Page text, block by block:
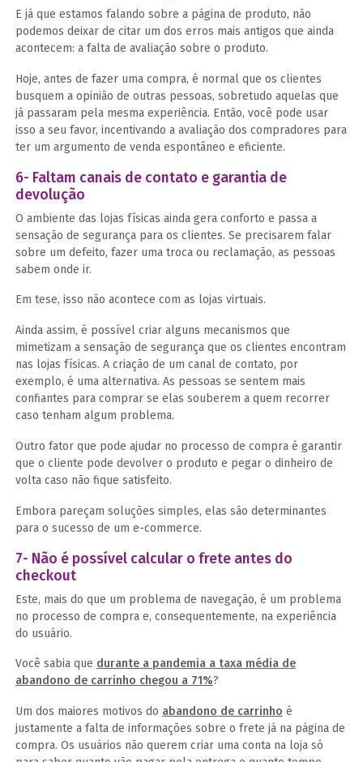
E já que estamos falando sobre a página de produto, não
podemos deixar de citar um dos erros mais antigos que ainda
acontecem: a falta de avaliação sobre o produto.
Hoje, antes de fazer uma compra, é normal que os clientes
busquem a opinião de outras pessoas, sobretudo aquelas que
já passaram pela mesma experiência. Então, você pode usar
isso a seu favor, incentivando a avaliação dos compradores para
ter um argumento de venda espontâneo e eficiente.
6- Faltam canais de contato e garantia de
devolução
O ambiente das lojas físicas ainda gera conforto e passa a
sensação de segurança para os clientes. Se precisarem falar
sobre um defeito, fazer uma troca ou reclamação, as pessoas
sabem onde ir.
Em tese, isso não acontece com as lojas virtuais.
Ainda assim, é possível criar alguns mecanismos que
mimetizam a sensação de segurança que os clientes encontram
nas lojas físicas. A criação de um canal de contato, por
exemplo, é uma alternativa. As pessoas se sentem mais
confiantes para comprar se elas souberem a quem recorrer
caso tenham algum problema.
Outro fator que pode ajudar no processo de compra é garantir
que o cliente pode devolver o produto e pegar o dinheiro de
volta caso não fique satisfeito.
Embora pareçam soluções simples, elas são determinantes
para o sucesso de um e-commerce.
7- Não é possível calcular o frete antes do
checkout
Este, mais do que um problema de navegação, é um problema
no processo de compra e, consequentemente, na experiência
do usuário.
Você sabia que durante a pandemia a taxa média de
abandono de carrinho chegou a 71%?
Um dos maiores motivos do abandono de carrinho é
justamente a falta de informações sobre o frete já na página de
compra. Os usuários não querem criar uma conta na loja só